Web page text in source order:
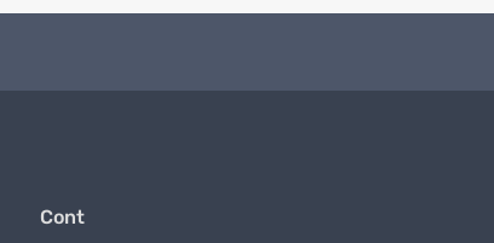
Cont